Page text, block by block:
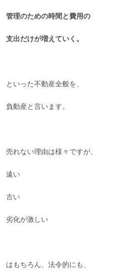
管理のための時間と費用の
支出だけが増えていく。
といった不動産全般を、
負動産と言います。
売れない理由は様々ですが、
遠い
古い
劣化が激しい
はもちろん、法令的にも、